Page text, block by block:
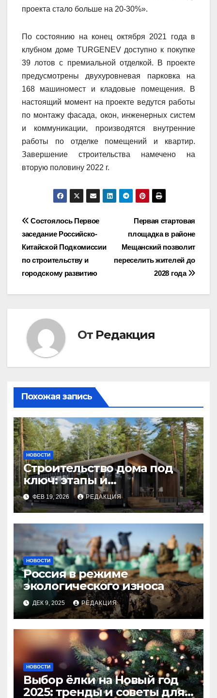
проекта стало больше на 20-30%».
По состоянию на конец октября 2021 года в
клубном доме TURGENEV доступно к покупке
39 лотов с премиальной отделкой.
В проекте
предусмотрены двухуровневая парковка на
168 машиномест и кладовые помещения. В
настоящий момент на проекте ведутся работы
по монтажу фасада, окон, инженерных систем
и коммуникации, производятся внутренние
работы по отделке помещений и квартир.
Завершение строительства намечено на
вторую половину 2022 г.
Навигация
по
записям
Первая стартовая
площадка в районе
Мещанский позволит
переселить жителей до
2028 года
Состоялось Первое
заседание Российско-
Китайской Подкомиссии
по строительству и
городскому развитию
От Редакция
Похожая запись
НОВОСТИ
Строительство дома под
ключ: этапы и
планирование бюджета
ФЕВ 19, 2026 РЕДАКЦИЯ
НОВОСТИ
Россия в режиме
экологического износа
ДЕК 9, 2025 РЕДАКЦИЯ
НОВОСТИ
Выбор ёлки на Новый год
2025: тренды и советы для